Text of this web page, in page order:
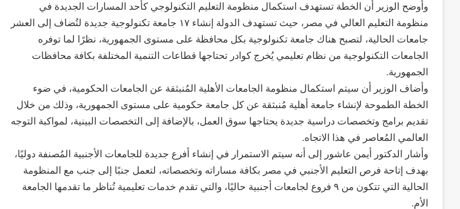
وأوضح الوزير أن الخطة تستهدف استكمال منظومة التعليم التكنولوجي كأحد المسارات الجديدة في
منظومة التعليم العالي في مصر، حيث تستهدف الدولة إنشاء ١٧ جامعة تكنولوجية جديدة لتُضاف إلى العشر
جامعات الحالية، لتصبح هناك جامعة تكنولوجية بكل محافظة على مستوى الجمهورية، نظرًا لما توفره
الجامعات التكنولوجية من نظام تعليمي يُخرج كوادر تحتاجها قطاعات التنمية المختلفة بكافة محافظات
الجمهورية.
وأضاف الوزير أن سيتم استكمال منظومة الجامعات الأهلية المُنبثقة عن الجامعات الحكومية، في ضوء
الخطة الطموحة لإنشاء جامعة أهلية مُنبثقة عن كل جامعة حكومية على مستوى الجمهورية، وذلك من خلال
تقديم برامج وتخصصات دراسية جديدة يحتاجها سوق العمل، بالإضافة إلى التخصصات البينية، لمواكبة التوجه
العالمي المُعاصر في هذا الاتجاه.
وأشار الدكتور أيمن عاشور إلى أنه سيتم الاستمرار في إنشاء أفرع جديدة للجامعات الأجنبية المُصنفة دوليًا،
بهدف إتاحة فرص التعليم الأجنبي في مصر بكافة مساراته وتخصصاته، لتعمل جنبًا إلى جنب مع المنظومة
الحالية التي تتكون من ٩ فروع لجامعات أجنبية حاليًا، والتي تقدم خدمات تعليمية تُناظر ما تقدمها الجامعة
الأم.
وكالة
الحرب